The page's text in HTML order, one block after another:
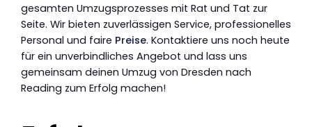
gesamten Umzugsprozesses mit Rat und Tat zur
Seite. Wir bieten zuverlässigen Service, professionelles
Personal und faire Preise. Kontaktiere uns noch heute
für ein unverbindliches Angebot und lass uns
gemeinsam deinen Umzug von Dresden nach
Reading zum Erfolg machen!